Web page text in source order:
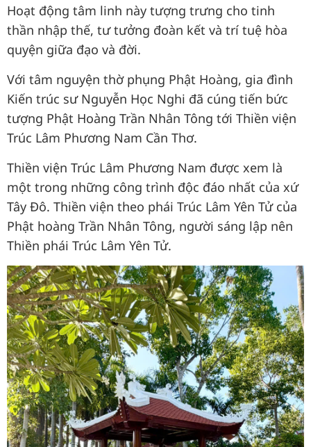
Hoạt động tâm linh này tượng trưng cho tinh
thần nhập thế, tư tưởng đoàn kết và trí tuệ hòa
quyện giữa đạo và đời.
Với tâm nguyện thờ phụng Phật Hoàng, gia đình
Kiến trúc sư Nguyễn Học Nghi đã cúng tiến bức
tượng Phật Hoàng Trần Nhân Tông tới Thiền viện
Trúc Lâm Phương Nam Cần Thơ.
Thiền viện Trúc Lâm Phương Nam được xem là
một trong những công trình độc đáo nhất của xứ
Tây Đô. Thiền viện theo phái Trúc Lâm Yên Tử của
Phật hoàng Trần Nhân Tông, người sáng lập nên
Thiền phái Trúc Lâm Yên Tử.